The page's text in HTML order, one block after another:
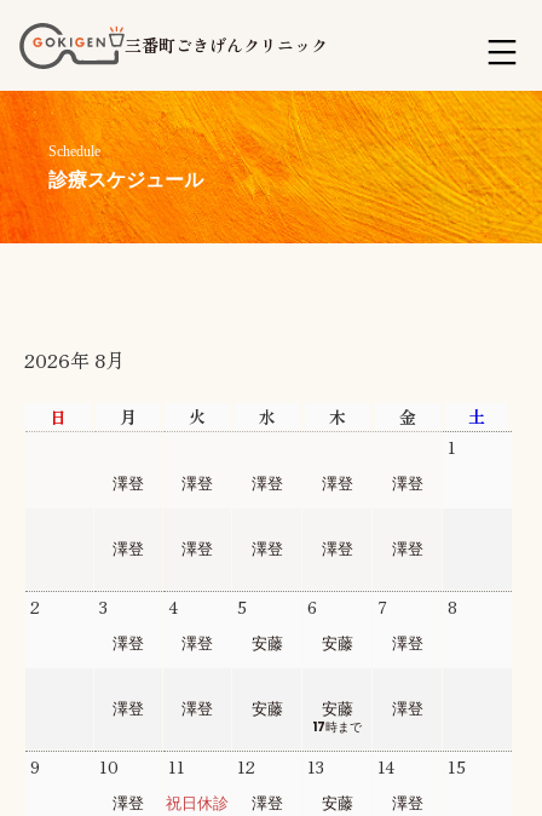
ン
テ
ン
ツ
へ
三番町ごきげんクリニック
Schedule
診療スケジュール
2026年 8月
日 月 火 水 木 金
土
1
澤登 澤登 澤登 澤登 澤登
澤登 澤登 澤登 澤登 澤登
2 3 4 5 6 7 8
澤登 澤登 安藤 安藤 澤登
澤登 澤登 安藤 安藤
17時まで
澤登
9 10 11 12 13 14 15
澤登 祝日休診 澤登 安藤 澤登